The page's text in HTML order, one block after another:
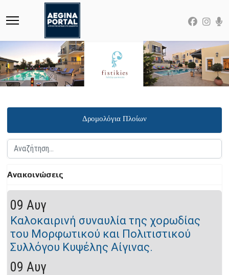
Δρομολόγια Πλοίων
Αναζήτηση...
Ανακοινώσεις
09 Αυγ
Καλοκαιρινή συναυλία της χορωδίας
του Μορφωτικού και Πολιτιστικού
Συλλόγου Κυψέλης Αίγινας.
09 Αυγ